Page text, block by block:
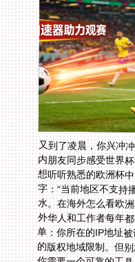
又到了凌晨，你兴冲
内朋友同步感受世界
想听听熟悉的欧洲杯
字：“当前地区不支持
水。在海外怎么看欧
外华人和工作者每年
单：你所在的IP地址
的版权地域限制。但
你需要一个可靠的工
这正是我们接下来要
找到最顺畅的回国之